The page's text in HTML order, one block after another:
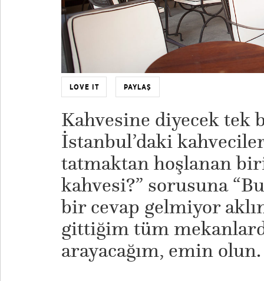
LOVE IT PAYLAŞ
Kahvesine diyecek tek
İstanbul’daki
tatmaktan hoşlanan
kahvesi?” sorusuna
bir cevap gelmiyor
gittiğim tüm
arayacağım, emin olun.